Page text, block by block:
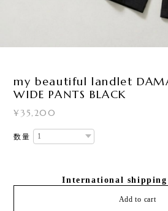
my beautiful landlet
WIDE PANTS BLACK
¥35,200
数量
International shipping
Add to cart